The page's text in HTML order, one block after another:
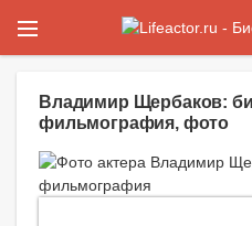
Владимир Щербаков:
фильмография, фото